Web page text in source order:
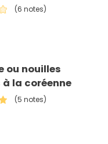
(6 notes)
ou nouilles
la coréenne
(5 notes)